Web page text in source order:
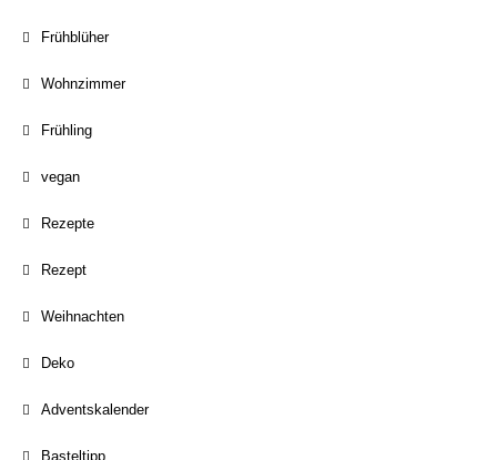
Frühblüher
Wohnzimmer
Frühling
vegan
Rezepte
Rezept
Weihnachten
Deko
Adventskalender
Basteltipp